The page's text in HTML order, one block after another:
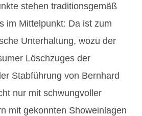
stehen traditionsgemäß
im Mittelpunkt: Da ist zum
Unterhaltung, wozu der
Löschzuges der
Stabführung von Bernhard
nur mit schwungvoller
mit gekonnten Showeinlagen